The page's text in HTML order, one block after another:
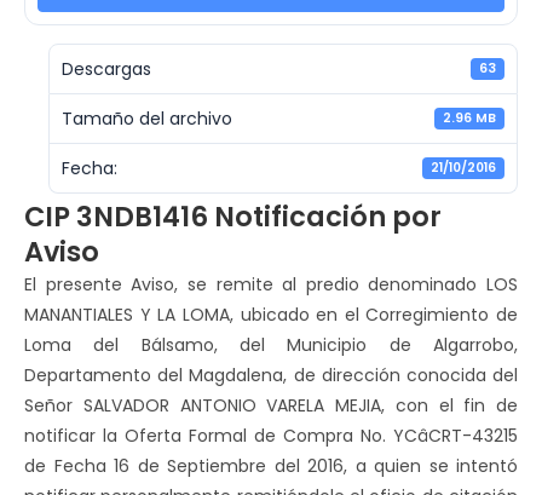
Descargas 63
Tamaño del archivo 2.96 MB
Fecha: 21/10/2016
CIP 3NDB1416 Notificación por
Aviso
El presente Aviso, se remite al predio denominado LOS
MANANTIALES Y LA LOMA, ubicado en el Corregimiento de
Loma del Bálsamo, del Municipio de Algarrobo,
Departamento del Magdalena, de dirección conocida del
Señor SALVADOR ANTONIO VARELA MEJIA, con el fin de
notificar la Oferta Formal de Compra No. YCâCRT-43215
de Fecha 16 de Septiembre del 2016, a quien se intentó